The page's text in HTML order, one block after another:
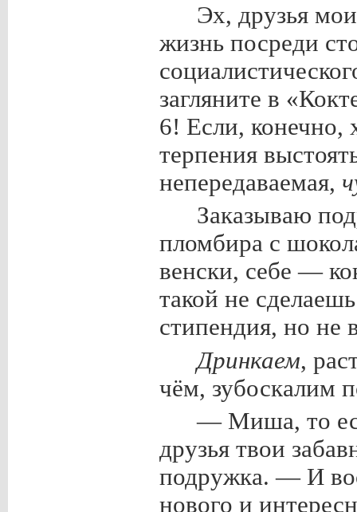
Эх, друзья
жизнь посреди
загляните в
6! Если, конечно,
терпения
непередаваемая,
Заказываю
пломбира с
венски, себе —
такой не
стипендия, но не
Дринкаем,
чём, зубоскалим
— Миша, то
друзья твои
подружка. — И
нового и